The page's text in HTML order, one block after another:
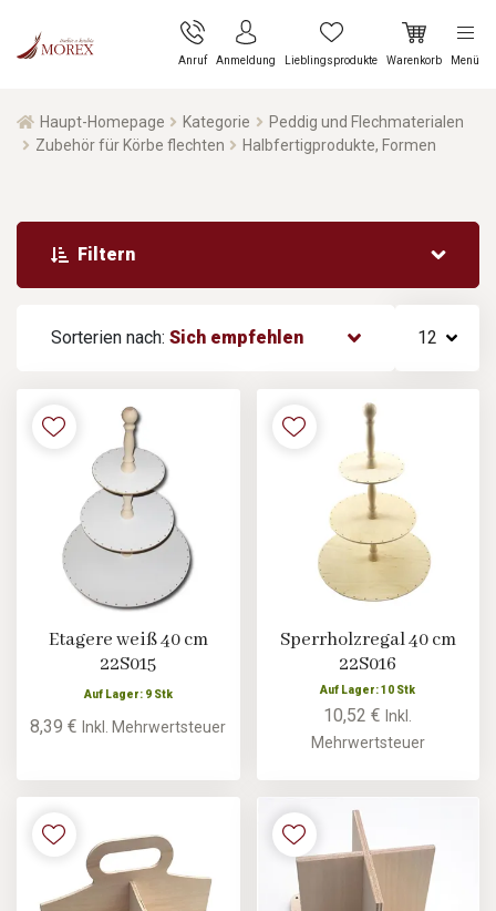
Anruf Anmeldung Lieblingsprodukte Warenkorb Menü
Haupt-Homepage Kategorie
Peddig und Flechmaterialen
Zubehör für Körbe flechten
Halbfertigprodukte, Formen
Sorterien nach: Sich empfehlen 12
Filtern
Etagere weiß 40 cm
22S015
Auf Lager: 9 Stk
8,39 €Inkl. Mehrwertsteuer
Sperrholzregal 40 cm
22S016
Auf Lager: 10 Stk
10,52 €Inkl.
Mehrwertsteuer